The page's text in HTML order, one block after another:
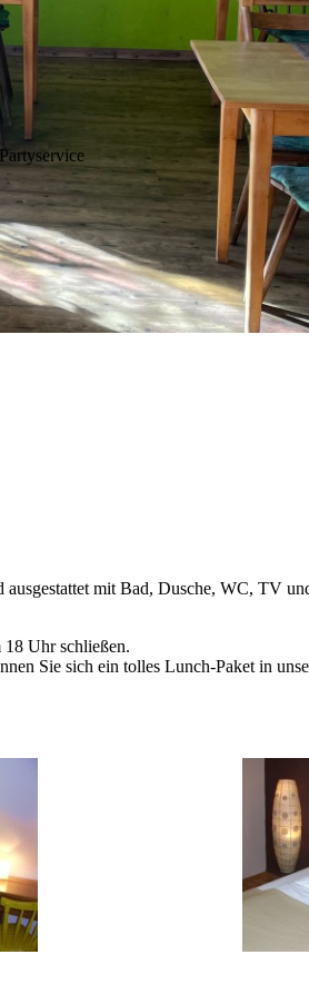
mit Bad, Dusche, WC, TV
18 Uhr schließen.
Sie sich ein tolles Lunch-Paket in